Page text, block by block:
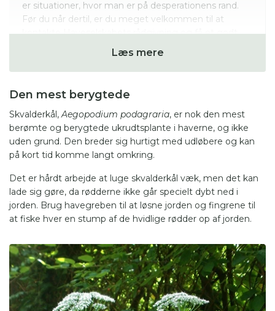
er situationer, hvor man er på desperationens rand.
Før du når dertil, er du meget velkommen til at
kontakte Haveselskabets rådgivning og få et godt
Læs mere
Den mest berygtede
Skvalderkål, Aegopodium podagraria, er nok den mest
berømte og berygtede ukrudtsplante i haverne, og ikke
uden grund. Den breder sig hurtigt med udløbere og kan
på kort tid komme langt omkring.
Det er hårdt arbejde at luge skvalderkål væk, men det kan
lade sig gøre, da rødderne ikke går specielt dybt ned i
jorden. Brug havegreben til at løsne jorden og fingrene til
at fiske hver en stump af de hvidlige rødder op af jorden.